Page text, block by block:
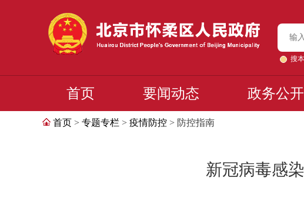
搜
首页 要闻动态 政务公开
首页 > 专题专栏 > 疫情防控 > 防控指南
新冠病毒感